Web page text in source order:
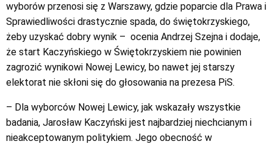
wyborów przenosi się z Warszawy, gdzie poparcie dla Prawa i
Sprawiedliwości drastycznie spada, do świętokrzyskiego,
żeby uzyskać dobry wynik – ocenia Andrzej Szejna i dodaje,
że start Kaczyńskiego w Świętokrzyskiem nie powinien
zagrozić wynikowi Nowej Lewicy, bo nawet jej starszy
elektorat nie skłoni się do głosowania na prezesa PiS.
– Dla wyborców Nowej Lewicy, jak wskazały wszystkie
badania, Jarosław Kaczyński jest najbardziej niechcianym i
nieakceptowanym politykiem. Jego obecność w